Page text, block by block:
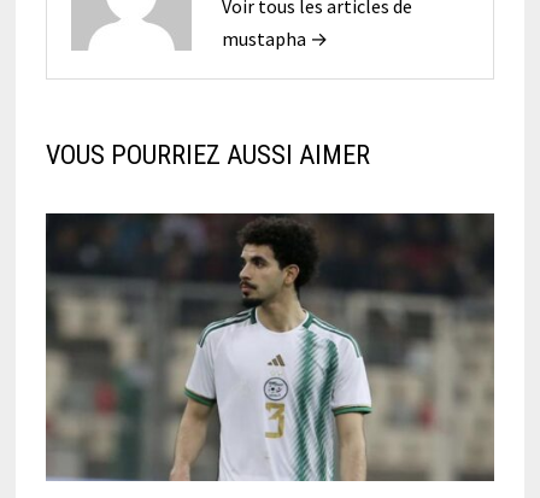
Voir tous les articles de
mustapha →
VOUS POURRIEZ AUSSI AIMER